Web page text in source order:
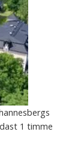
1 timme